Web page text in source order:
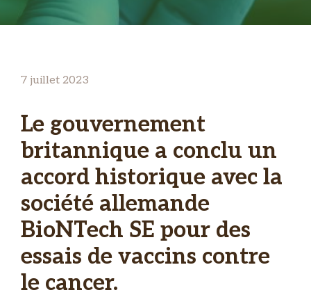
7 juillet 2023
Le gouvernement
britannique a conclu un
accord historique avec la
société allemande
BioNTech SE pour des
essais de vaccins contre
le cancer.